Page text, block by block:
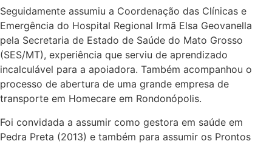
Seguidamente assumiu a Coordenação das Clínicas e
Emergência do Hospital Regional Irmã Elsa Geovanella
pela Secretaria de Estado de Saúde do Mato Grosso
(SES/MT), experiência que serviu de aprendizado
incalculável para a apoiadora. Também acompanhou o
processo de abertura de uma grande empresa de
transporte em Homecare em Rondonópolis.
Foi convidada a assumir como gestora em saúde em
Pedra Preta (2013) e também para assumir os Prontos